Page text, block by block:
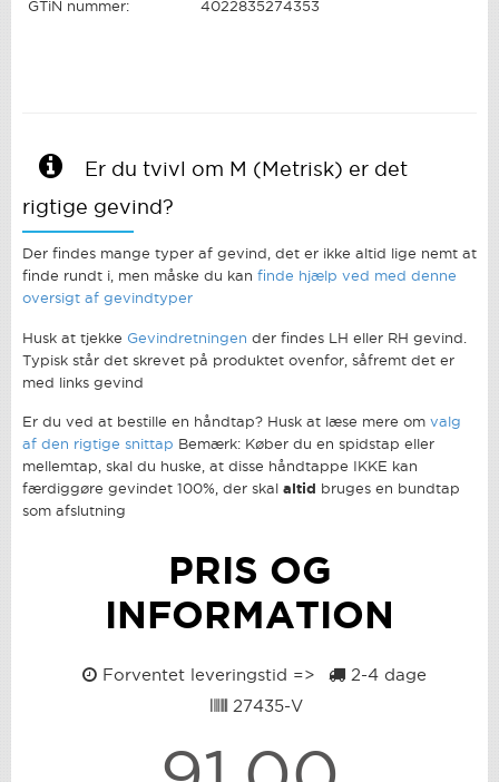
GTiN nummer: 4022835274353
Er du tvivl om M (Metrisk) er det
rigtige gevind?
Der findes mange typer af gevind, det er ikke altid lige nemt at
finde rundt i, men måske du kan finde hjælp ved med denne
oversigt af gevindtyper
Husk at tjekke Gevindretningen der findes LH eller RH gevind.
Typisk står det skrevet på produktet ovenfor, såfremt det er
med links gevind
Er du ved at bestille en håndtap? Husk at læse mere om valg
af den rigtige snittap Bemærk: Køber du en spidstap eller
mellemtap, skal du huske, at disse håndtappe IKKE kan
færdiggøre gevindet 100%, der skal altid
bruges en bundtap
som afslutning
PRIS OG
INFORMATION
Forventet leveringstid => 2-4 dage
27435-V